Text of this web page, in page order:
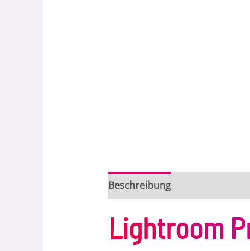
Beschreibung
Lightroom